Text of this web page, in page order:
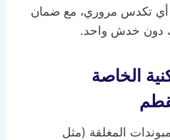
أي تكدس مروري، مع ضمان
دون خدش واحد.
الخاصة
المغلقة (مثل